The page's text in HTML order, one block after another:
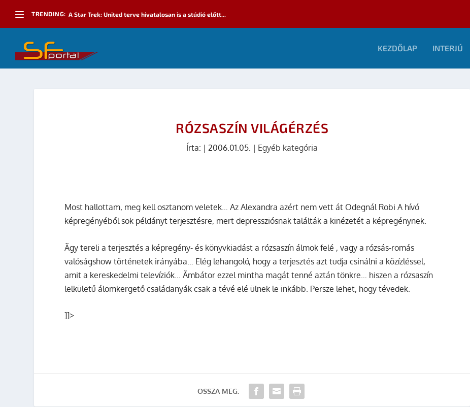
TRENDING: A Star Trek: United terve hivatalosan is a stúdió előtt...
KEZDŐLAP INTERJÚ
RÓZSASZÍN VILÁGÉRZÉS
Írta: |2006.01.05. | Egyéb kategória
Most hallottam, meg kell osztanom veletek… Az Alexandra azért nem vett át Odegnál Robi A hívó
képregényéből sok példányt terjesztésre, mert depressziósnak találták a kinézetét a képregénynek.
Ãgy tereli a terjesztés a képregény- és könyvkiadást a rózsaszín álmok felé , vagy a rózsás-romás
valóságshow történetek irányába… Elég lehangoló, hogy a terjesztés azt tudja csinálni a közízléssel,
amit a kereskedelmi televíziók… Ãmbátor ezzel mintha magát tenné aztán tönkre… hiszen a rózsaszín
lelkületű álomkergető családanyák csak a tévé elé ülnek le inkább. Persze lehet, hogy tévedek.
]]>
OSSZA MEG: